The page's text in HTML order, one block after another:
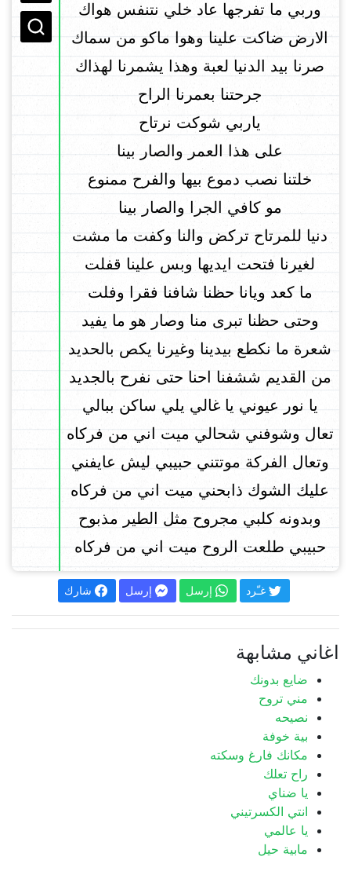
وربي ما تفرجها عاد خلي نتنفس هواك
الارض ضاكت علينا وهوا ماكو من سماك
صرنا بيد الدنيا لعبة وهذا يشمرنا لهذاك
جرحتنا بعمرنا الراح
ياربي شوكت نرتاح
على هذا العمر والصار بينا
خلتنا نصب دموع بيها والفرح ممنوع
مو كافي الجرا والصار بينا
دنيا للمرتاح تركض والنا وكفت ما مشت
لغيرنا فتحت ايديها وبس علينا قفلت
ما كعد ويانا حظنا شافنا فقرا وفلت
وحتى حظنا تبرى منا وصار هو ما يفيد
شعرة ما نكطع بيدينا وغيرنا يكص بالحديد
من القديم ششفنا احنا حتى نفرح بالجديد
يا نور عيوني يا غالي يلي ساكن ببالي
تعال وشوفني شحالي ميت اني من فركاه
وتعال الفركة موتتني حبيبي ليش عايفني
عليك الشوك ذابحني ميت اني من فركاه
وبدونه كلبي مجروح مثل الطير مذبوح
حبيبي طلعت الروح ميت اني من فركاه
اغاني مشابهة
ضايع بدونك
مني تروح
نصيحه
بية خوفة
مكانك فارغ وسكته
راح تعلك
يا ضناي
انتي الكسرتيني
يا عالمي
مابية حيل